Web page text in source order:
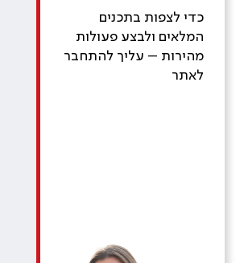
כדי לצפות בתכנים
המלאים ולבצע פעולות
מהירות – עליך להתחבר
לאתר